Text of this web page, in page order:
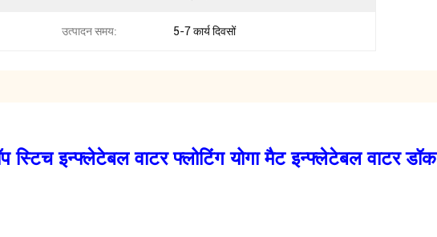
उत्पादन समय: 5-7 कार्य दिवसों
स्टिच इन्फ्लेटेबल वाटर फ्लोटिंग योगा मैट इन्फ्लेटेबल वाटर डॉक